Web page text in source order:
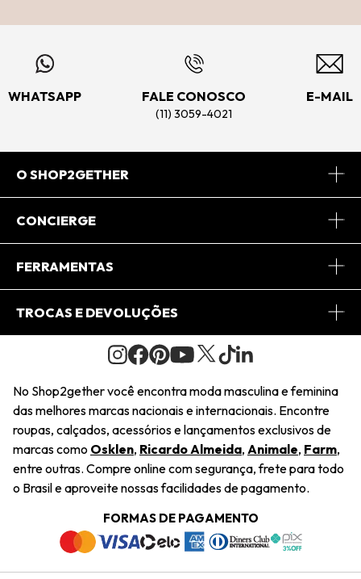
WHATSAPP FALE CONOSCO
(11) 3059-4021
E-MAIL
O SHOP2GETHER
Sobre Nós
Journal
Saiu na Mídia
Sustentabilidade
Navegando
Termos e Condições
Trabalhe Conosco
CONCIERGE
Central de Relacionamento
Regulamento e Promoções
FERRAMENTAS
Minha Conta
Pedido de Presente
Wishlist
TROCAS E DEVOLUÇÕES
Condições Gerais
Troca Fácil
Restituição de Pagamento
Dúvidas Frequentes
Termos e Condições
Política de Privacidade
No Shop2gether você encontra moda masculina e feminina
das melhores marcas nacionais e internacionais. Encontre
roupas, calçados, acessórios e lançamentos exclusivos de
marcas como Osklen, Ricardo Almeida, Animale, Farm,
entre outras. Compre online com segurança, frete para todo
o Brasil e aproveite nossas facilidades de pagamento.
FORMAS DE PAGAMENTO